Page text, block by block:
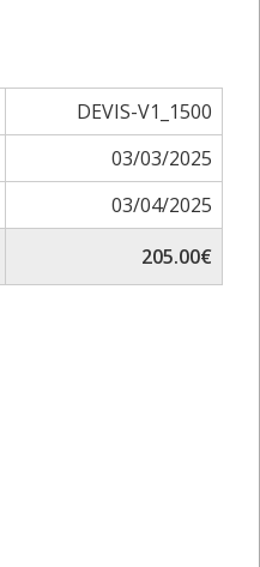
DEVIS-V1_1500
03/03/2025
03/04/2025
205.00€